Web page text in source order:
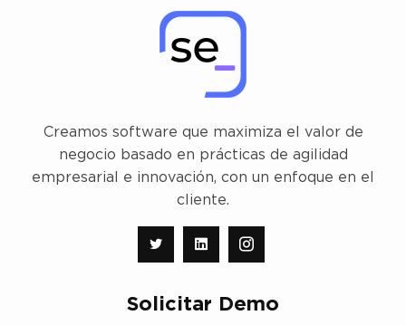
Creamos software que maximiza el valor de
negocio basado en prácticas de agilidad
empresarial e innovación, con un enfoque en el
cliente.
Solicitar Demo